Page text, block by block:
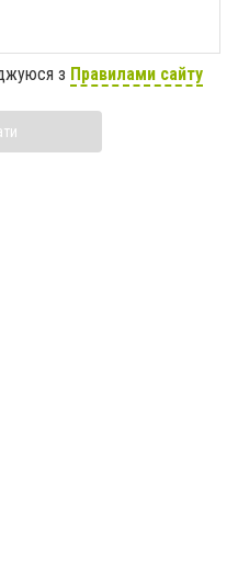
з Правилами сайту